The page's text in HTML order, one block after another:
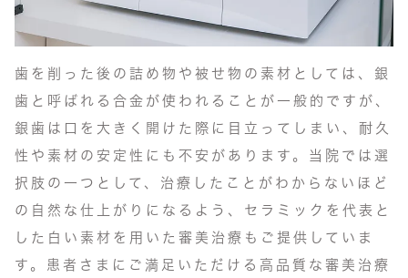
歯を削った後の詰め物や被せ物の素材としては、銀
歯と呼ばれる合金が使われることが一般的ですが、
銀歯は口を大きく開けた際に目立ってしまい、耐久
性や素材の安定性にも不安があります。当院では選
択肢の一つとして、治療したことがわからないほど
の自然な仕上がりになるよう、セラミックを代表と
した白い素材を用いた審美治療もご提供していま
す。患者さまにご満足いただける高品質な審美治療